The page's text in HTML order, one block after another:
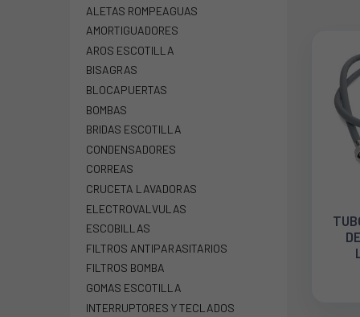
ALETAS ROMPEAGUAS
AMORTIGUADORES
AROS ESCOTILLA
BISAGRAS
BLOCAPUERTAS
BOMBAS
BRIDAS ESCOTILLA
CONDENSADORES
CORREAS
CRUCETA LAVADORAS
ELECTROVALVULAS
ESCOBILLAS
FILTROS ANTIPARASITARIOS
FILTROS BOMBA
GOMAS ESCOTILLA
INTERRUPTORES Y TECLADOS